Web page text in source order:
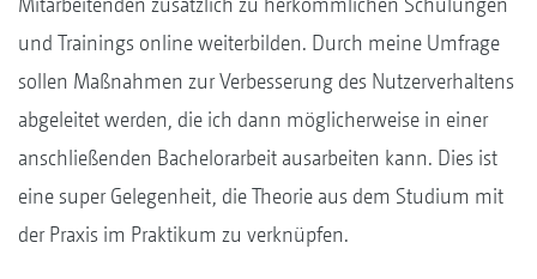
und Trainings online weiterbilden. Durch meine Umfrage
sollen Maßnahmen zur Verbesserung des Nutzerverhaltens
abgeleitet werden, die ich dann möglicherweise in einer
anschließenden Bachelorarbeit ausarbeiten kann. Dies ist
eine super Gelegenheit, die Theorie aus dem Studium mit
der Praxis im Praktikum zu verknüpfen.